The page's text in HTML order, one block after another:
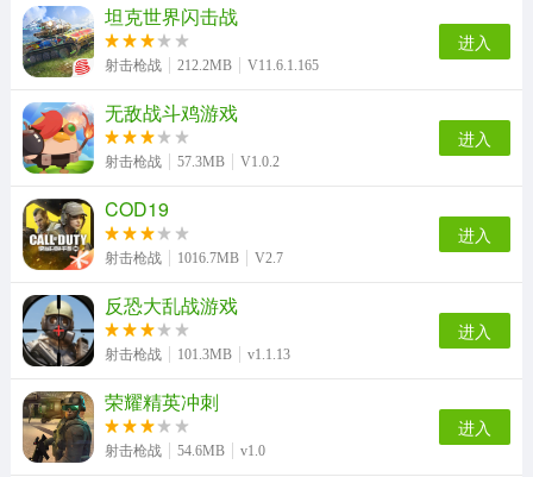
坦克世界闪击战
射击枪战 212.2MB V11.6.1.165
进入
无敌战斗鸡游戏
射击枪战 57.3MB V1.0.2
进入
COD19
射击枪战 1016.7MB V2.7
进入
反恐大乱战游戏
射击枪战 101.3MB v1.1.13
进入
荣耀精英冲刺
射击枪战 54.6MB v1.0
进入